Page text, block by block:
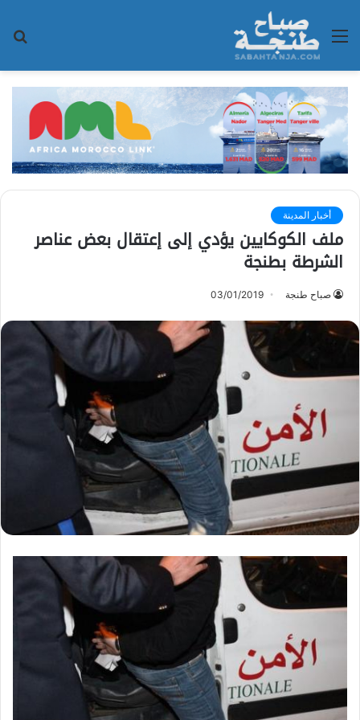
القائمة
أخبار المدينة
ملف الكوكايين يؤدي إلى إعتقال بعض عناصر
الشرطة بطنجة
صباح طنجة 03/01/2019